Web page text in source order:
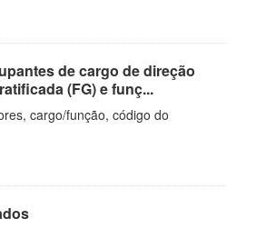
de cargo de direção
(FG) e funç...
cargo/função, código do